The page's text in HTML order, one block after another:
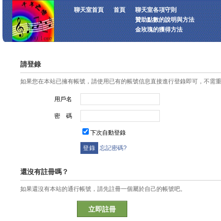
聊天室首頁 首頁
聊天室各項守則
贊助點數的說明與方法
金玫瑰的獲得方法
請登錄
如果您在本站已擁有帳號，請使用已有的帳號信息直接進行登錄即可，不需
用戶名
密 碼
下次自動登錄
忘記密碼?
還沒有註冊嗎？
如果還沒有本站的通行帳號，請先註冊一個屬於自己的帳號吧。
立即註冊